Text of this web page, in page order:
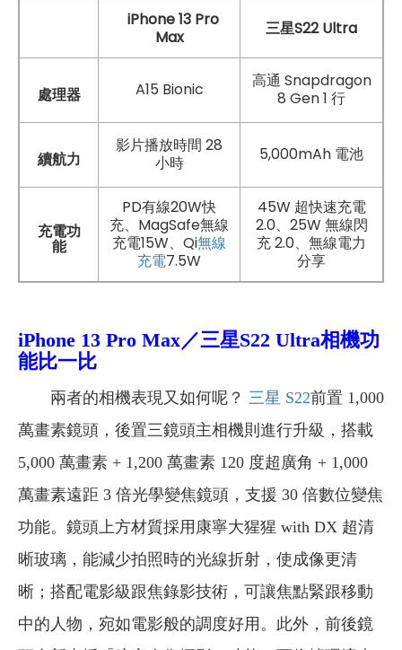
iPhone 13 Pro
Max
三星S22 Ultra
處理器 A15 Bionic
高通 Snapdragon
8 Gen 1 行
續航力
影片播放時間 28
小時
5,000mAh 電池
充電功
能
PD有線20W快
充、MagSafe無線
充電15W、Qi無線
充電7.5W
45W 超快速充電
2.0、25W 無線閃
充 2.0、無線電力
分享
iPhone 13 Pro Max／三星S22 Ultra相機功
能比一比
兩者的相機表現又如何呢？ 三星 S22前置 1,000
萬畫素鏡頭，後置三鏡頭主相機則進行升級，搭載
5,000 萬畫素 + 1,200 萬畫素 120 度超廣角 + 1,000
萬畫素遠距 3 倍光學變焦鏡頭，支援 30 倍數位變焦
功能。鏡頭上方材質採用康寧大猩猩 with DX 超清
晰玻璃，能減少拍照時的光線折射，使成像更清
晰；搭配電影級跟焦錄影技術，可讓焦點緊跟移動
中的人物，宛如電影般的調度好用。此外，前後鏡